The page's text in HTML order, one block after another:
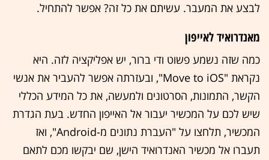
לבצע את המעבר. עשיתם את כל זה? אפשר להתחיל.
מאנדרואיד לאייפון
כמה שזה נשמע פשוט ודי ברור, יש אפליקציה לזה. היא
נקראת "Move to iOS", ובעזרתה אפשר להעביר את אנשי
הקשר, התמונות, הסרטונים ולמעשה, את כל המידע הכללי
שיש לכם על המכשיר יעבור אל האייפון החדש. בעת הגדרת
המכשיר, תלחצו על "העברת נתונים מ-Android", ואז
תעברו אל מכשיר האנדרואיד הישן, שם יבקשו מכם לתאם